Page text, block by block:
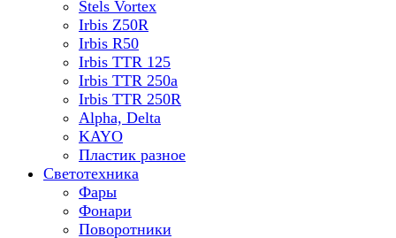
Stels Vortex
Irbis Z50R
Irbis R50
Irbis TTR 125
Irbis TTR 250a
Irbis TTR 250R
Alpha, Delta
KAYO
Пластик разное
Светотехника
Фары
Фонари
Поворотники